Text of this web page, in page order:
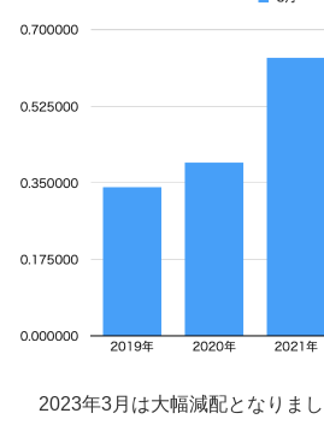
2023年3月は大幅減配となりま